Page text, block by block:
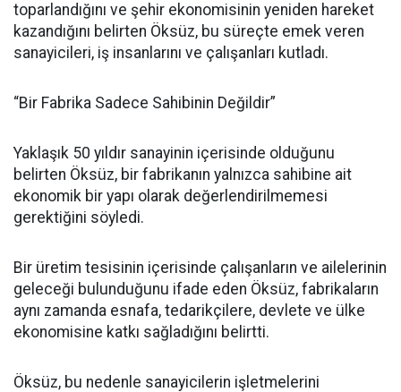
toparlandığını ve şehir ekonomisinin yeniden hareket
kazandığını belirten Öksüz, bu süreçte emek veren
sanayicileri, iş insanlarını ve çalışanları kutladı.
“Bir Fabrika Sadece Sahibinin Değildir”
Yaklaşık 50 yıldır sanayinin içerisinde olduğunu
belirten Öksüz, bir fabrikanın yalnızca sahibine ait
ekonomik bir yapı olarak değerlendirilmemesi
gerektiğini söyledi.
Bir üretim tesisinin içerisinde çalışanların ve ailelerinin
geleceği bulunduğunu ifade eden Öksüz, fabrikaların
aynı zamanda esnafa, tedarikçilere, devlete ve ülke
ekonomisine katkı sağladığını belirtti.
Öksüz, bu nedenle sanayicilerin işletmelerini